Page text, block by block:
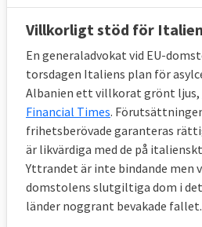
EU-rätt
7 maj 2002
på oskäliga villkor i
14 juni 2001Sverige
av EU-regler för
Läs mer
Villkorligt stöd för
En generaladvokat vid EU-
torsdagen Italiens plan för
Albanien ett villkorat grönt ljus,
Financial Times.
frihetsberövade garanteras
är likvärdiga med de på
Yttrandet är inte bindande men
domstolens slutgiltiga dom i det
länder noggrant bevakade fallet.